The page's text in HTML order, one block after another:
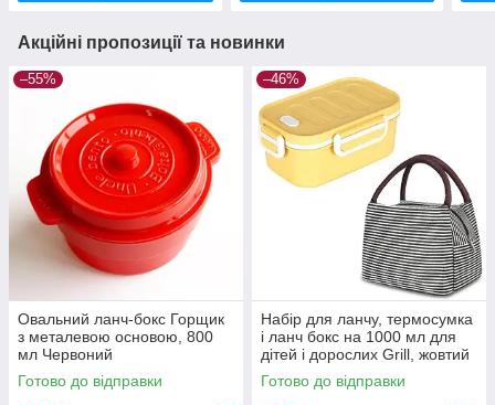
Акційні пропозиції та новинки
–55%
Овальний ланч-бокс Горщик
з металевою основою, 800
мл Червоний
Готово до відправки
–46%
Набір для ланчу, термосумка
і ланч бокс на 1000 мл для
дітей і дорослих Grill, жовтий
Готово до відправки